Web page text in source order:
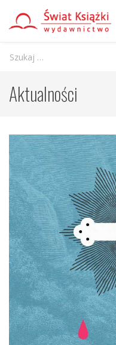
Aktualności